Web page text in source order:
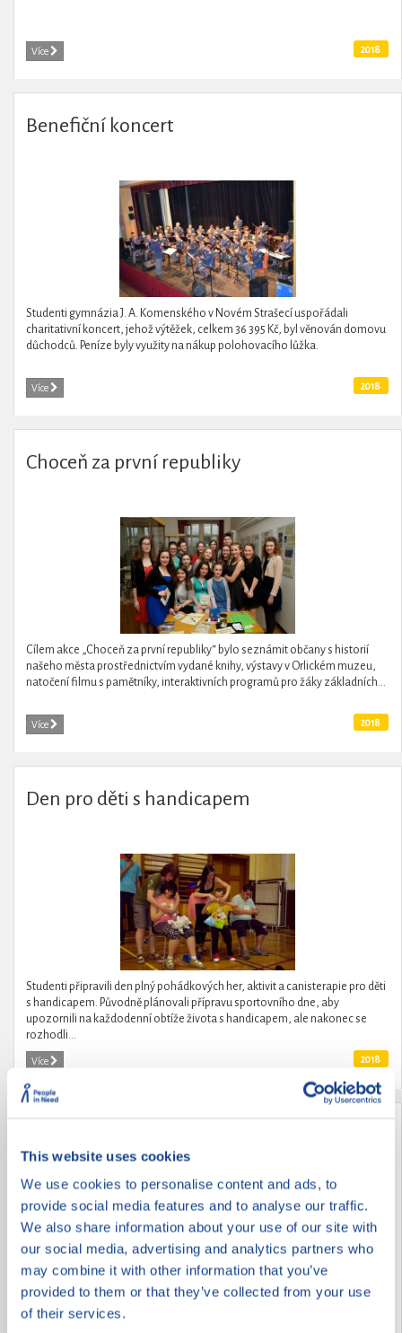
This website uses cookies
We use cookies to personalise content and ads, to
provide social media features and to analyse our traffic.
We also share information about your use of our site with
our social media, advertising and analytics partners who
may combine it with other information that you’ve
provided to them or that they’ve collected from your use
of their services.
Více 2018
Benefiční koncert
Studenti gymnázia J. A. Komenského v Novém Strašecí uspořádali
charitativní koncert, jehož výtěžek, celkem 36 395 Kč, byl věnován domovu
důchodců. Peníze byly využity na nákup polohovacího lůžka.
Více 2018
Choceň za první republiky
Cílem akce „Choceň za první republiky“ bylo seznámit občany s historií
našeho města prostřednictvím vydané knihy, výstavy v Orlickém muzeu,
natočení filmu s pamětníky, interaktivních programů pro žáky základních...
Více 2018
Den pro děti s handicapem
Studenti připravili den plný pohádkových her, aktivit a canisterapie pro děti
s handicapem. Původně plánovali přípravu sportovního dne, aby
upozornili na každodenní obtíže života s handicapem, ale nakonec se
rozhodli...
Více 2018